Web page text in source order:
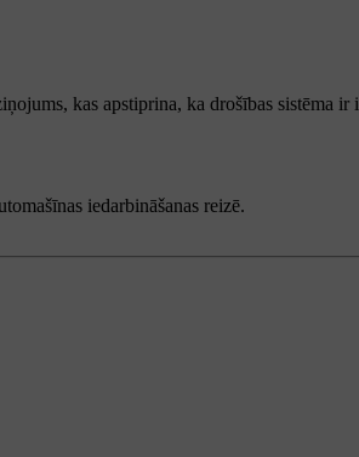
kas apstiprina, ka drošības sistēma ir
iedarbināšanas reizē.